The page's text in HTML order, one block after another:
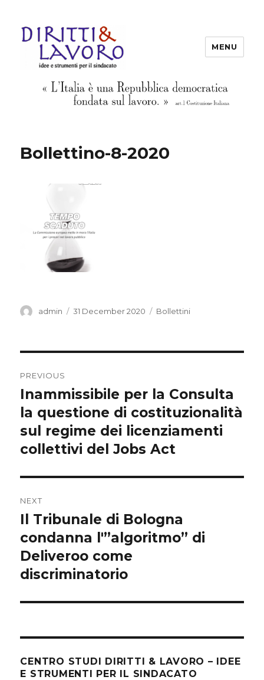
Diritti & Lavoro
MENU
Bollettino-8-2020
Author
admin
Posted
31 December 2020 Categories
Bollettini
navigation
PREVIOUS
Previous
post:
Inammissibile per la Consulta
la questione di costituzionalità
sul regime dei licenziamenti
collettivi del Jobs Act
NEXT
Next
post:
Il Tribunale di Bologna
condanna l'”algoritmo” di
Deliveroo come
discriminatorio
CENTRO STUDI DIRITTI & LAVORO – IDEE
E STRUMENTI PER IL SINDACATO